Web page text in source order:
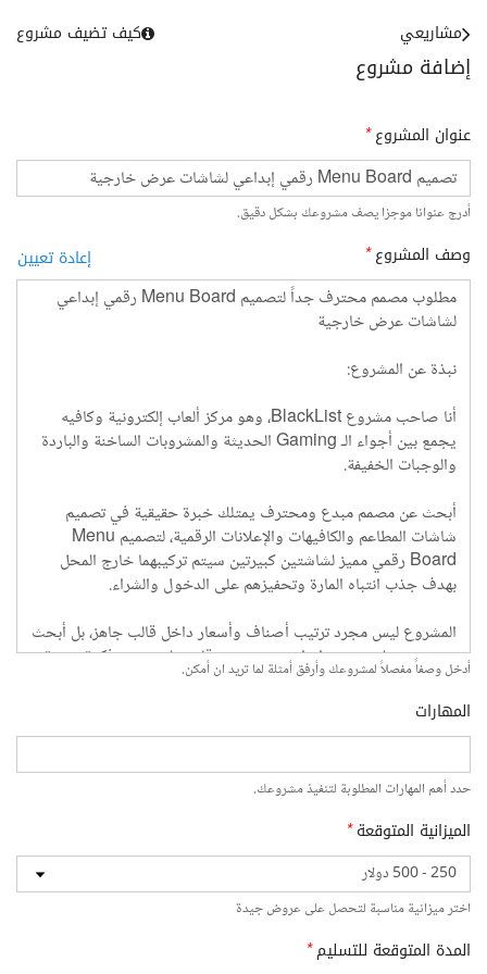
إضافة مشروع
مشاريعي كيف تضيف مشروع
عنوان المشروع*
أدرج عنوانا موجزا يصف مشروعك بشكل دقيق.
وصف المشروع* إعادة تعيين
أدخل وصفاً مفصلاً لمشروعك وأرفق أمثلة لما تريد ان أمكن.
المهارات
حدد أهم المهارات المطلوبة لتنفيذ مشروعك.
الميزانية المتوقعة*
اختر ميزانية مناسبة لتحصل على عروض جيدة
المدة المتوقعة للتسليم*